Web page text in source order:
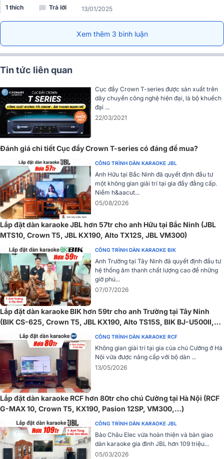
Phối ghép tốt với các thiết bị khác
Crown T5 Phù hợp với rất nhiều loại loa có công suất dưới 500wt-
8ohm. và kích thước bass loa từ 10 inh- 15inh (20cm- 30cm)Như
BMB, JBL, Domus.
Bảo Châu Elec phân phối độc quyền các dòng cục
đẩy Crown Series T
1 thích Trả lời 13/01/2025
Xem thêm 3 bình luận
Tin tức liên quan
Cục đẩy Crown T-series được sản xuất trên
dây chuyền công nghệ hiện đại, là bộ khuếch
đại ...
22/03/2021
Đánh giá chi tiết Cục đẩy Crown T-series có đáng để mua?
CÔNG TRÌNH DÀN KARAOKE JBL
Anh Hữu tại Bắc Ninh đã quyết định đầu tư
một không gian giải trí tại gia đầy đẳng cấp.
Niềm h&aacut...
05/08/2026
Lắp đặt dàn karaoke JBL hơn 57tr cho anh Hữu tại Bắc Ninh (JBL
MTS10, Crown T5, JBL KX190, Alto TX12S, JBL VM300)
CÔNG TRÌNH DÀN KARAOKE BIK
Anh Trường tại Tây Ninh đã quyết định đầu tư
hệ thống âm thanh chất lượng cao để những
giờ phú...
07/07/2026
Lắp đặt dàn karaoke BIK hơn 59tr cho anh Trường tại Tây Ninh
(BIK CS-625, Crown T5, JBL KX190, Alto TS15S, BIK BJ-U500II,
TIYN M8)
CÔNG TRÌNH DÀN KARAOKE RCF
Không gian giải trí tại gia của chú Cường ở Hà
Nội vừa được nâng cấp với bộ dàn ...
13/05/2026
Lắp đặt dàn karaoke RCF hơn 80tr cho chú Cường tại Hà Nội (RCF
G-MAX 10, Crown T5, KX190, Pasion 12SP, VM300,…)
CÔNG TRÌNH DÀN KARAOKE JBL
Bảo Châu Elec vừa hoàn thiện và bàn giao
dàn karaoke gia đình JBL hơn 109 triệu...
05/03/2026